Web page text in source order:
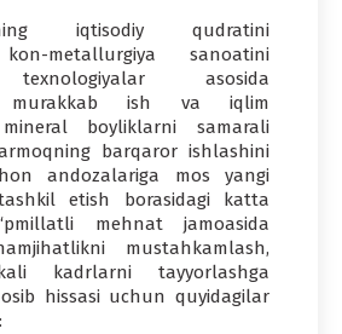
iqtisodiy qudratini
metallurgiya sanoatini
texnologiyalar asosida
murakkab ish va iqlim
boyliklarni samarali
barqaror ishlashini
andozalariga mos yangi
etish borasidagi katta
mehnat jamoasida
mustahkamlash,
kadrlarni tayyorlashga
hissasi uchun quyidagilar